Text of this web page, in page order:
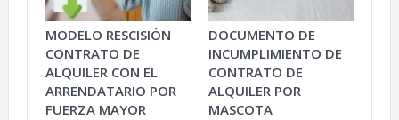
MODELO RESCISIÓN
CONTRATO DE
ALQUILER CON EL
ARRENDATARIO POR
FUERZA MAYOR
DOCUMENTO DE
INCUMPLIMIENTO DE
CONTRATO DE
ALQUILER POR
MASCOTA